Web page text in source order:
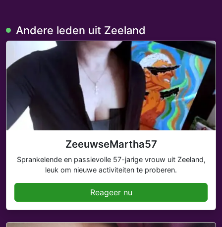
Andere leden uit Zeeland
ZeeuwseMartha57
Sprankelende en passievolle 57-jarige vrouw uit Zeeland,
leuk om nieuwe activiteiten te proberen.
Reageer nu